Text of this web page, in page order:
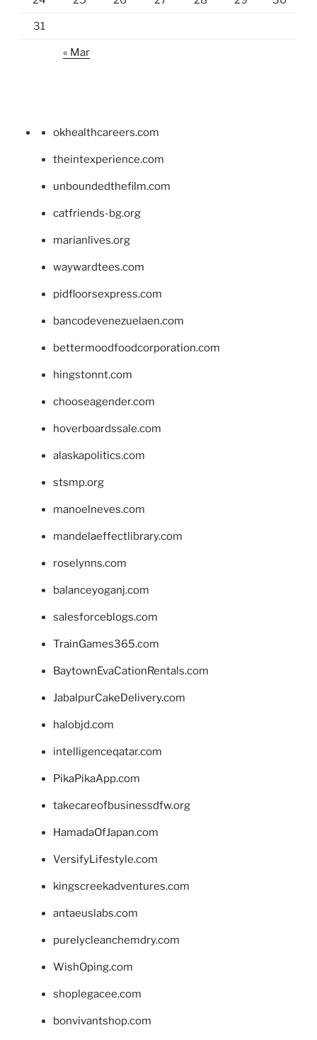
31
« Mar
okhealthcareers.com
theintexperience.com
unboundedthefilm.com
catfriends-bg.org
marianlives.org
waywardtees.com
pidfloorsexpress.com
bancodevenezuelaen.com
bettermoodfoodcorporation.com
hingstonnt.com
chooseagender.com
hoverboardssale.com
alaskapolitics.com
stsmp.org
manoelneves.com
mandelaeffectlibrary.com
roselynns.com
balanceyoganj.com
salesforceblogs.com
TrainGames365.com
BaytownEvaCationRentals.com
JabalpurCakeDelivery.com
halobjd.com
intelligenceqatar.com
PikaPikaApp.com
takecareofbusinessdfw.org
HamadaOfJapan.com
VersifyLifestyle.com
kingscreekadventures.com
antaeuslabs.com
purelycleanchemdry.com
WishOping.com
shoplegacee.com
bonvivantshop.com